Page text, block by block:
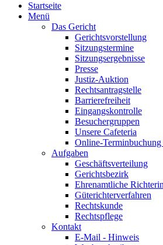
Startseite
Menü
Das Gericht
Gerichtsvorstellung
Sitzungstermine
Sitzungsergebnisse
Presse
Justiz-Auktion
Rechtsantragstelle
Barrierefreiheit
Eingangskontrolle
Besuchergruppen
Unsere Cafeteria
Online-
Aufgaben
Geschäftsverteilung
Gerichtsbezirk
Ehrenamtliche
Güterichterverfahren
Rechtskunde
Rechtspflege
Kontakt
E-Mail - Hinweis